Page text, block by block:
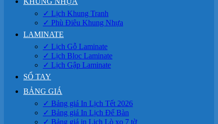
✓ Lịch Khung Tranh
✓ Phù Điêu Khung Nhựa
LAMINATE
✓ Lịch Gỗ Laminate
✓ Lịch Bloc Laminate
✓ Lịch Gập Laminate
SỔ TAY
BẢNG GIÁ
✓ Bảng giá In Lịch Tết 2026
✓ Bảng giá In Lịch Để Bàn
✓ Bảng giá in Lịch Lò xo 7 tờ